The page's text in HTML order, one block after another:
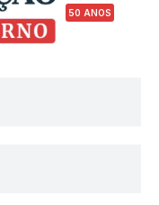
50 ANOS